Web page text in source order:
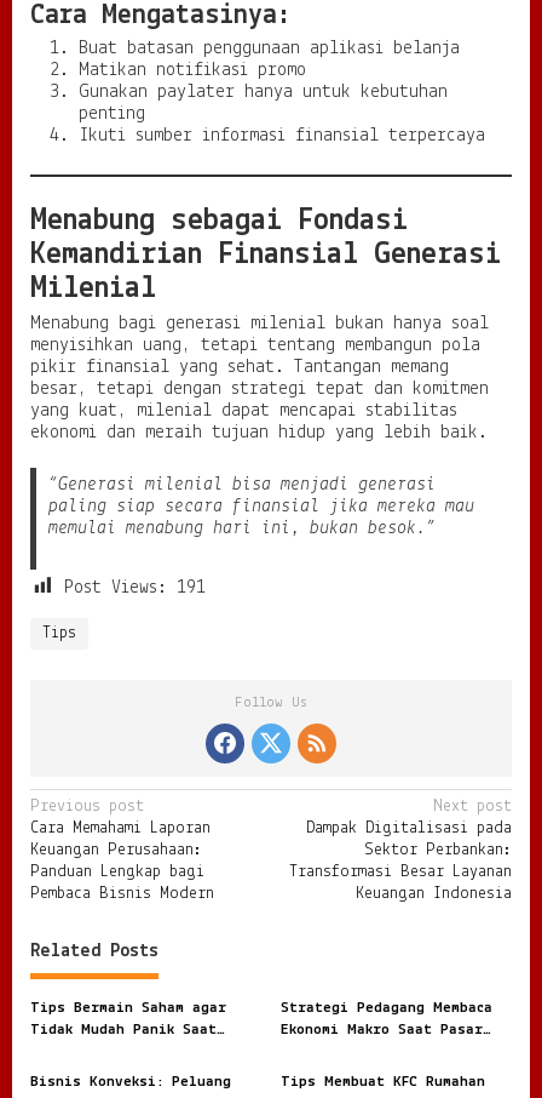
Cara Mengatasinya:
Buat batasan penggunaan aplikasi belanja
Matikan notifikasi promo
Gunakan paylater hanya untuk kebutuhan
penting
Ikuti sumber informasi finansial terpercaya
Menabung sebagai Fondasi
Kemandirian Finansial Generasi
Milenial
Menabung bagi generasi milenial bukan hanya soal
menyisihkan uang, tetapi tentang membangun pola
pikir finansial yang sehat. Tantangan memang
besar, tetapi dengan strategi tepat dan komitmen
yang kuat, milenial dapat mencapai stabilitas
ekonomi dan meraih tujuan hidup yang lebih baik.
“Generasi milenial bisa menjadi generasi
paling siap secara finansial jika mereka mau
memulai menabung hari ini, bukan besok.”
Post Views: 191
Tips
Follow Us
P
o
s
n
a
v
g
Previous post
Cara Memahami Laporan
Keuangan Perusahaan:
Panduan Lengkap bagi
Pembaca Bisnis Modern
Next post
Dampak Digitalisasi pada
Sektor Perbankan:
Transformasi Besar Layanan
Keuangan Indonesia
Related Posts
Tips Bermain Saham agar
Tidak Mudah Panik Saat
Strategi Pedagang Membaca
Ekonomi Makro Saat Pasar
Tenang
Bisnis Konveksi: Peluang
Tips Membuat KFC Rumahan